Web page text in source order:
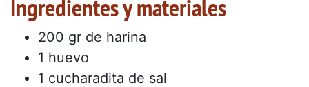
Ingredientes y materiales
200 gr de harina
1 huevo
1 cucharadita de sal